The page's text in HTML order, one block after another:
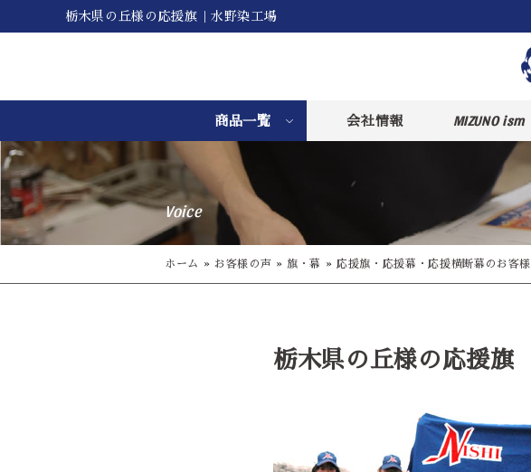
栃木県の丘様の応援旗｜水野染工場
商品一覧 会社情報 MIZUNO ism
Voice
ホーム » お客様の声 » 旗・幕 »応援旗・応援幕・応援横断幕のお客様
栃木県の丘様の応援旗